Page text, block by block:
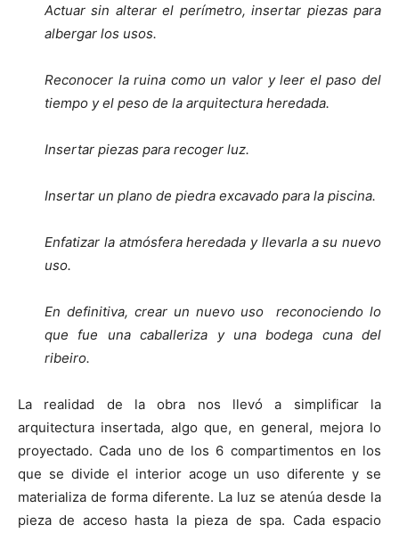
Actuar sin alterar el perímetro, insertar piezas para
albergar los usos.
Reconocer la ruina como un valor y leer el paso del
tiempo y el peso de la arquitectura heredada.
Insertar piezas para recoger luz.
Insertar un plano de piedra excavado para la piscina.
Enfatizar la atmósfera heredada y llevarla a su nuevo
uso.
En definitiva, crear un nuevo uso reconociendo lo
que fue una caballeriza y una bodega cuna del
ribeiro.
La realidad de la obra nos llevó a simplificar la
arquitectura insertada, algo que, en general, mejora lo
proyectado. Cada uno de los 6 compartimentos en los
que se divide el interior acoge un uso diferente y se
materializa de forma diferente. La luz se atenúa desde la
pieza de acceso hasta la pieza de spa. Cada espacio